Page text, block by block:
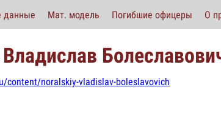
данные Мат. модель Погибшие офицеры О
content/noralskiy-vladislav-boleslavovich